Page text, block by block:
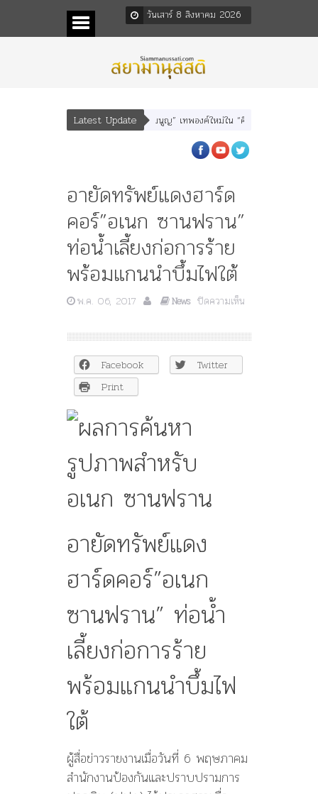
วันเสาร์ 8 สิงหาคม 2026
Latest Update
า” “อรุณเทพบุตร” และ “เทพีรัฐธรรมนูญ” เทพองค์ใหม่ใน “ศิลปะคณะราษฎร”
อายัดทรัพย์แดงฮาร์ด
คอร์”อเนก ซานฟราน”
ท่อน้ำเลี้ยงก่อการร้าย
พร้อมแกนนำบึ้มไฟใต้
พ.ค. 06, 2017 News ปิดความเห็น
อายัด
ทรัพย์
แดง
ฮาร์ด
คอร์”อเนก
ซาน
ฟราน”
เลี้ยง
ก่อการ
พร้อม
บึ้ม
ไฟ
ใต้
Facebook
Twitter
Print
อายัดทรัพย์แดง
ฮาร์ดคอร์”อเนก
ซานฟราน” ท่อน้ำ
เลี้ยงก่อการร้าย
พร้อมแกนนำบึ้มไฟ
ใต้
ผู้สื่อข่าวรายงานเมื่อวันที่ 6 พฤษภาคม
สำนักงานป้องกันและปราบปรามการ